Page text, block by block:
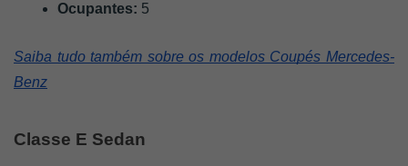
Ocupantes: 5
Saiba tudo também sobre os modelos Coupés Mercedes-
Benz
Classe E Sedan